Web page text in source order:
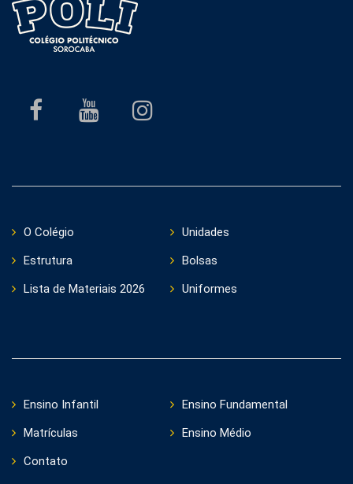
O Colégio
Unidades
Estrutura
Bolsas
Lista de Materiais 2026
Uniformes
Ensino Infantil
Ensino Fundamental
Matrículas
Ensino Médio
Contato